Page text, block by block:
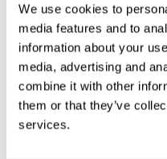
We use cookies to
media features and to
information about your
media, advertising and
combine it with other
them or that they’ve
services.
“
"Esta é a melhor
inovação e os
e aprender como
Rescued Kitchen